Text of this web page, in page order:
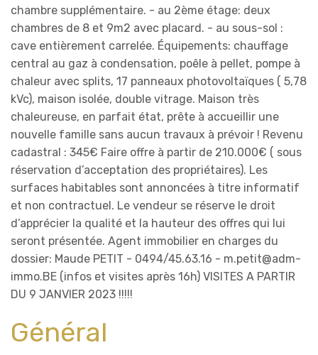
chambre supplémentaire. - au 2ème étage: deux
chambres de 8 et 9m2 avec placard. - au sous-sol :
cave entièrement carrelée. Équipements: chauffage
central au gaz à condensation, poêle à pellet, pompe à
chaleur avec splits, 17 panneaux photovoltaïques ( 5,78
kVc), maison isolée, double vitrage. Maison très
chaleureuse, en parfait état, prête à accueillir une
nouvelle famille sans aucun travaux à prévoir ! Revenu
cadastral : 345€ Faire offre à partir de 210.000€ ( sous
réservation d’acceptation des propriétaires). Les
surfaces habitables sont annoncées à titre informatif
et non contractuel. Le vendeur se réserve le droit
d’apprécier la qualité et la hauteur des offres qui lui
seront présentée. Agent immobilier en charges du
dossier: Maude PETIT - 0494/45.63.16 - m.petit@adm-
immo.BE (infos et visites après 16h) VISITES A PARTIR
DU 9 JANVIER 2023 !!!!!
Général